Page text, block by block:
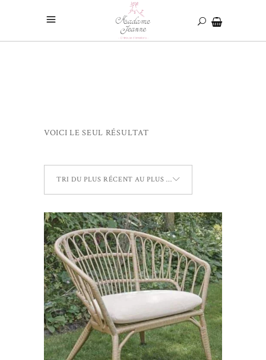
VOICI LE SEUL RÉSULTAT
TRI DU PLUS RÉCENT AU PLUS ANCIEN
AJOUTER AU DEVIS